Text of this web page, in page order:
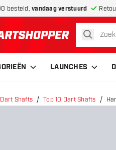
besteld, vandaag verstuurd
terug naar home pagina
zoeken
LAUNCHES
Dart Shafts Top 10 Dart Shafts